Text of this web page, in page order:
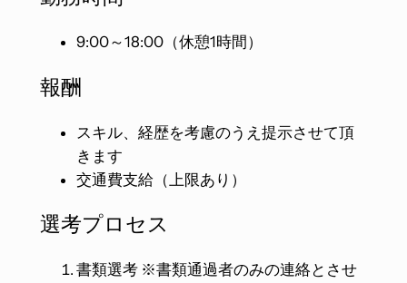
9:00～18:00（休憩1時間）
報酬
スキル、経歴を考慮のうえ提示させて頂
きます
交通費支給（上限あり）​​
選考プロセス
書類選考​ ※書類通過者のみの連絡とさせ